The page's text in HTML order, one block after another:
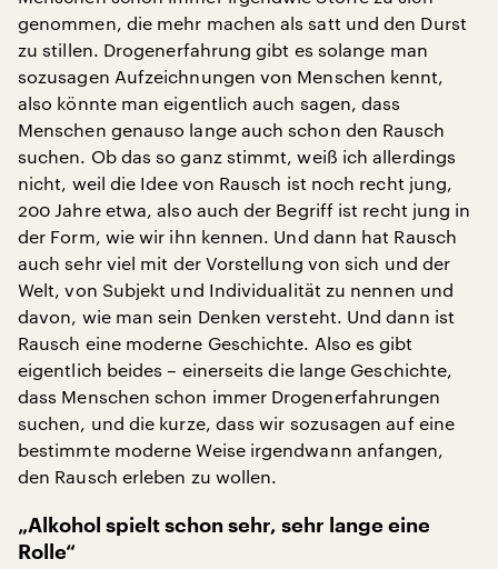
genommen, die mehr machen als satt und den Durst
zu stillen. Drogenerfahrung gibt es solange man
sozusagen Aufzeichnungen von Menschen kennt,
also könnte man eigentlich auch sagen, dass
Menschen genauso lange auch schon den Rausch
suchen. Ob das so ganz stimmt, weiß ich allerdings
nicht, weil die Idee von Rausch ist noch recht jung,
200 Jahre etwa, also auch der Begriff ist recht jung in
der Form, wie wir ihn kennen. Und dann hat Rausch
auch sehr viel mit der Vorstellung von sich und der
Welt, von Subjekt und Individualität zu nennen und
davon, wie man sein Denken versteht. Und dann ist
Rausch eine moderne Geschichte. Also es gibt
eigentlich beides – einerseits die lange Geschichte,
dass Menschen schon immer Drogenerfahrungen
suchen, und die kurze, dass wir sozusagen auf eine
bestimmte moderne Weise irgendwann anfangen,
den Rausch erleben zu wollen.
„Alkohol spielt schon sehr, sehr lange eine
Rolle“